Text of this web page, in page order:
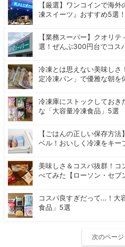
【厳選】ワンコインで海
凍スイーツ』おすすめ5選！
【業務スーパー】クオリ
選！ぜんぶ300円台でコス
冷凍とは思えない美味しさ
定冷凍パン」で優雅な朝を
冷凍庫にストックしておき
な「大容量冷凍食品」5選
【ごはんの正しい保存方
ベル！おいしく冷凍をキー
美味しさ＆コスパ抜群！
べてみた【ローソン・セブ
コスパ良すぎだって…！大
食品」5選
次のページ